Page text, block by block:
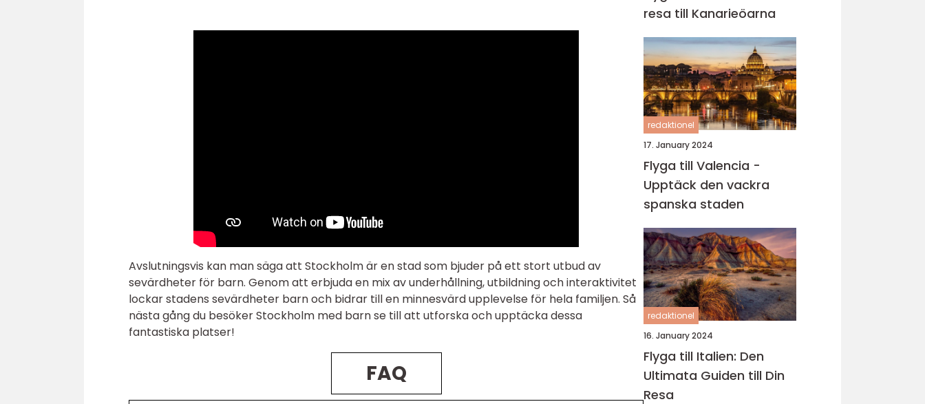
Avslutningsvis kan man säga att Stockholm är en stad som bjuder på ett stort utbud av
sevärdheter för barn. Genom att erbjuda en mix av underhållning, utbildning och interaktivitet
lockar stadens sevärdheter barn och bidrar till en minnesvärd upplevelse för hela familjen. Så
nästa gång du besöker Stockholm med barn se till att utforska och upptäcka dessa
fantastiska platser!
FAQ
resa till Kanarieöarna
redaktionel
17. January 2024
Flyga till Valencia -
Upptäck den vackra
spanska staden
redaktionel
16. January 2024
Flyga till Italien: Den
Ultimata Guiden till Din
Resa